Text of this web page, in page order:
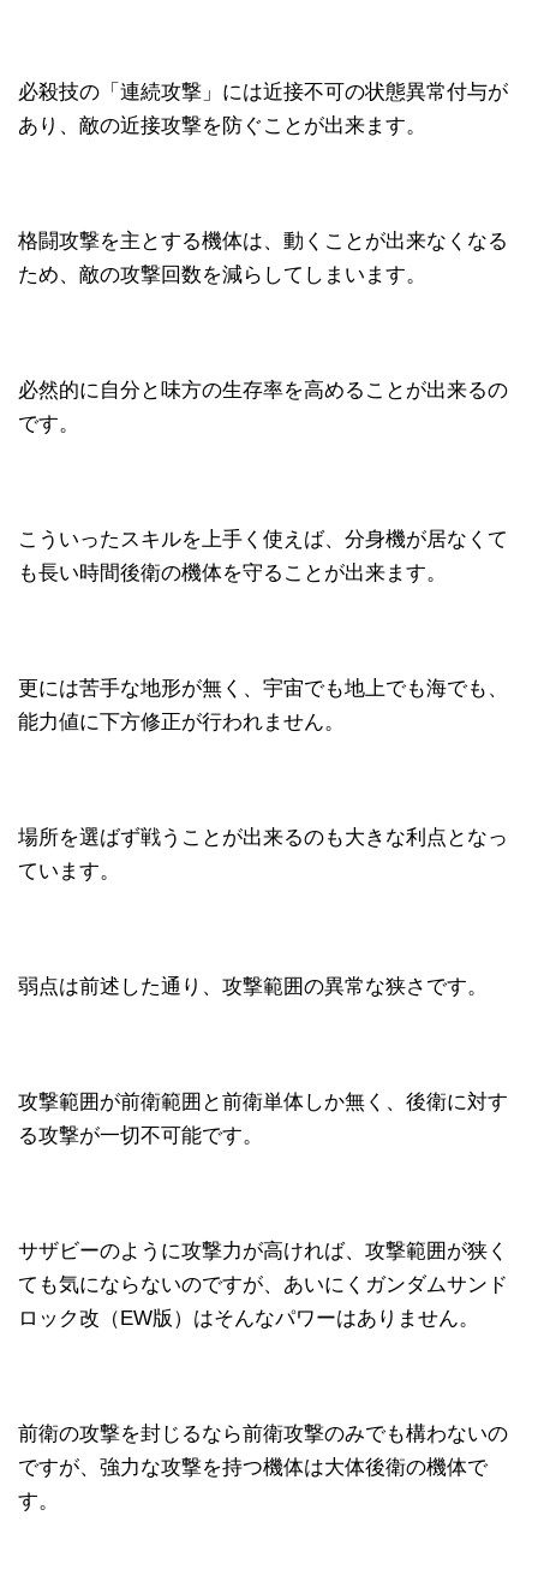
必殺技の「連続攻撃」には近接不可の状態異常付与が
あり、敵の近接攻撃を防ぐことが出来ます。
格闘攻撃を主とする機体は、動くことが出来なくなる
ため、敵の攻撃回数を減らしてしまいます。
必然的に自分と味方の生存率を高めることが出来るの
です。
こういったスキルを上手く使えば、分身機が居なくて
も長い時間後衛の機体を守ることが出来ます。
更には苦手な地形が無く、宇宙でも地上でも海でも、
能力値に下方修正が行われません。
場所を選ばず戦うことが出来るのも大きな利点となっ
ています。
弱点は前述した通り、攻撃範囲の異常な狭さです。
攻撃範囲が前衛範囲と前衛単体しか無く、後衛に対す
る攻撃が一切不可能です。
サザビーのように攻撃力が高ければ、攻撃範囲が狭く
ても気にならないのですが、あいにくガンダムサンド
ロック改（EW版）はそんなパワーはありません。
前衛の攻撃を封じるなら前衛攻撃のみでも構わないの
ですが、強力な攻撃を持つ機体は大体後衛の機体で
す。